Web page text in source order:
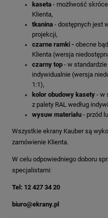
kaseta - możliwość
Klienta,
tkanina - dostępnych jest
projekcji,
czarne ramki - obecne
Klienta (wersja
czarny top - w
indywidualnie (wersja
1:1),
kolor obudowy kasety - w
z palety RAL według
wysuw materiału - przód
Wszystkie ekrany Kauber są
zamówienie Klienta.
W celu odpowiedniego doboru
specjalistami:
Tel: 12 427 34 20
biuro@ekrany.pl